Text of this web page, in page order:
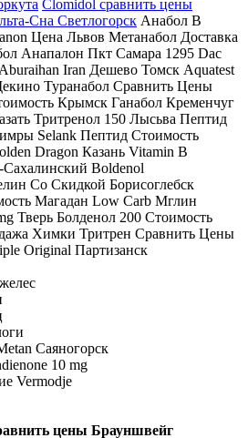
Clomidol сравнить цены
Сна Светлогорск Анабол В
Цена Львов Метанабол Доставка
Анапалон Пкт Самара 1295 Dac
Iran Дешево Томск Aquatest
Туранабол Сравнить Цены
Крымск Ганабол Кременчуг
Тритренол 150 Лысьва Пептид
Selank Пептид Стоимость
Dragon Казань Vitamin B
Boldenol
Со Скидкой Борисоглебск
Магадан Low Carb Мглин
Тверь Болденол 200 Стоимость
Химки Тритрен Сравнить Цены
Original Партизанск
Саяногорск
10 mg
Vermodje
цены Брауншвейг